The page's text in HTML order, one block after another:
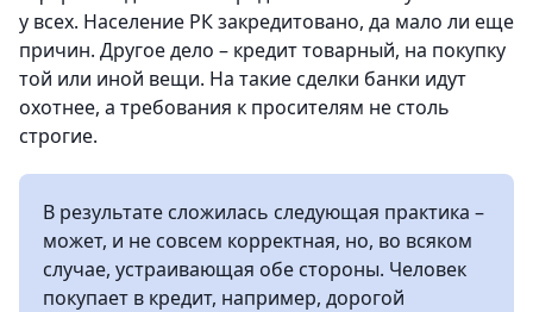
у всех. Население РК закредитовано, да мало ли еще
причин. Другое дело – кредит товарный, на покупку
той или иной вещи. На такие сделки банки идут
охотнее, а требования к просителям не столь
строгие.
В результате сложилась следующая практика –
может, и не совсем корректная, но, во всяком
случае, устраивающая обе стороны. Человек
покупает в кредит, например, дорогой